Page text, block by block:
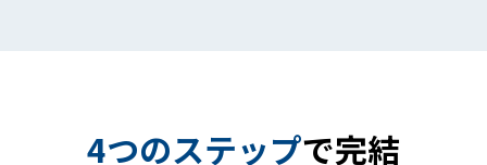
4つのステップで完結